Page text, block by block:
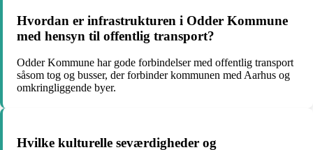
Hvordan er infrastrukturen i Odder Kommune
med hensyn til offentlig transport?
Odder Kommune har gode forbindelser med offentlig transport
såsom tog og busser, der forbinder kommunen med Aarhus og
omkringliggende byer.
Hvilke kulturelle seværdigheder og